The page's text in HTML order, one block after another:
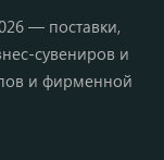
— поставки,
сувениров и
и фирменной